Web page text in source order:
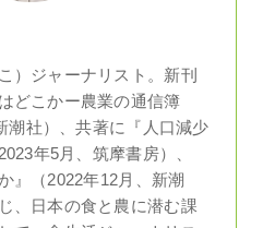
）ジャーナリスト。新刊
どこかー農業の通信簿
潮社）、共著に『人口減少
年5月、筑摩書房）、
』（2022年12月、新潮
、日本の食と農に潜む課